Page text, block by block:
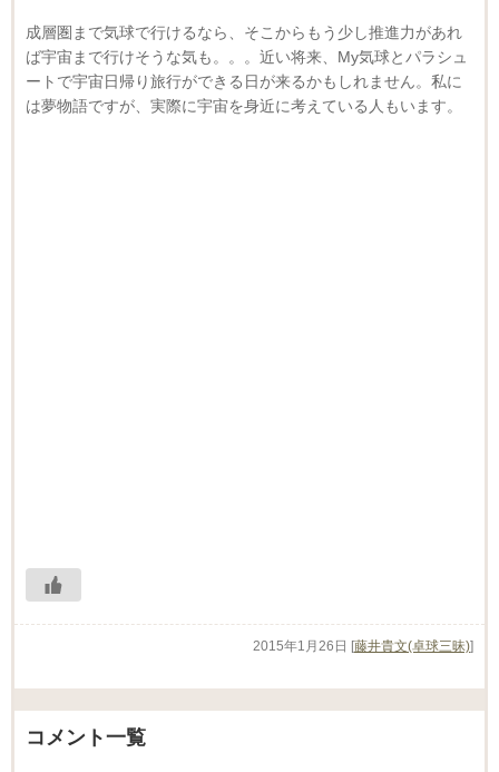
成層圏まで気球で行けるなら、そこからもう少し推進力があれ
ば宇宙まで行けそうな気も。。。近い将来、My気球とパラシュ
ートで宇宙日帰り旅行ができる日が来るかもしれません。私に
は夢物語ですが、実際に宇宙を身近に考えている人もいます。
2015年1月26日 [藤井貴文(卓球三昧)]
コメント一覧